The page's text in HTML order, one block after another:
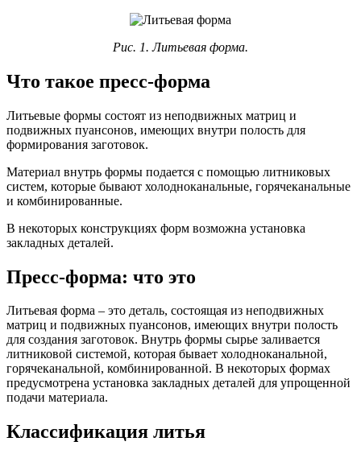
Рис. 1.Литьевая форма.
Что такое пресс-форма
Литьевые формы состоят из неподвижных матриц и
подвижных пуансонов, имеющих внутри полость для
формирования заготовок.
Материал внутрь формы подается с помощью литниковых
систем, которые бывают холодноканальные, горячеканальные
и комбинированные.
В некоторых конструкциях форм возможна установка
закладных деталей.
Пресс-форма: что это
Литьевая форма – это деталь, состоящая из неподвижных
матриц и подвижных пуансонов, имеющих внутри полость
для создания заготовок. Внутрь формы сырье заливается
литниковой системой, которая бывает холодноканальной,
горячеканальной, комбинированной. В некоторых формах
предусмотрена установка закладных деталей для упрощенной
подачи материала.
Классификация литья